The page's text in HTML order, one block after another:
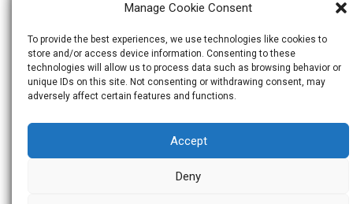
Manage Cookie Consent
To provide the best experiences, we use technologies like cookies to
store and/or access device information. Consenting to these
technologies will allow us to process data such as browsing behavior or
unique IDs on this site. Not consenting or withdrawing consent, may
adversely affect certain features and functions.
Accept
Deny